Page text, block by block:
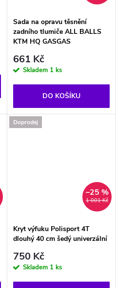
Sada na opravu těsnění
zadního tlumiče ALL BALLS
KTM HQ GASGAS
661 Kč
Skladem 1 ks
DO KOŠÍKU
Doprodej
1 001 Kč
–25 %
Kryt výfuku Polisport 4T
dlouhý 40 cm šedý univerzální
750 Kč
Skladem 1 ks